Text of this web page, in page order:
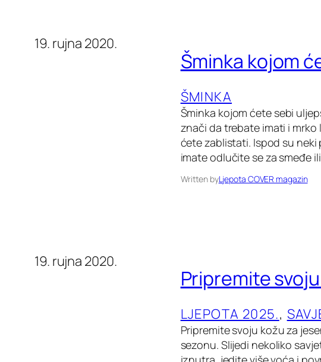
19. rujna 2020.
Šminka kojom
ŠMINKA
Šminka kojom ćete sebi
znači da trebate imati i mrko
ćete zablistati. Ispod su neki
imate odlučite se za smeđe
Written byLjepota COVER magazin
19. rujna 2020.
Pripremite
LJEPOTA 2025.,
Pripremite svoju kožu za
sezonu. Slijedi nekoliko